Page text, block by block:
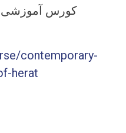
کورس آموزشی
contemporary-
herat